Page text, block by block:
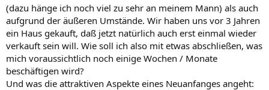
(dazu hänge ich noch viel zu sehr an meinem Mann) als auch
aufgrund der äußeren Umstände. Wir haben uns vor 3 Jahren
ein Haus gekauft, daß jetzt natürlich auch erst einmal wieder
verkauft sein will. Wie soll ich also mit etwas abschließen, was
mich voraussichtlich noch einige Wochen / Monate
beschäftigen wird?
Und was die attraktiven Aspekte eines Neuanfanges angeht: